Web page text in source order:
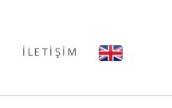
İLETİŞİM